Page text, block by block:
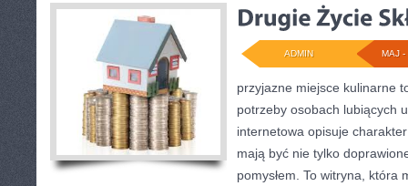
MAJ -
ADMIN
przyjazne miejsce kulinarne
potrzeby osobach lubiących
internetowa opisuje
mają być nie tylko
pomysłem. To witryna, która